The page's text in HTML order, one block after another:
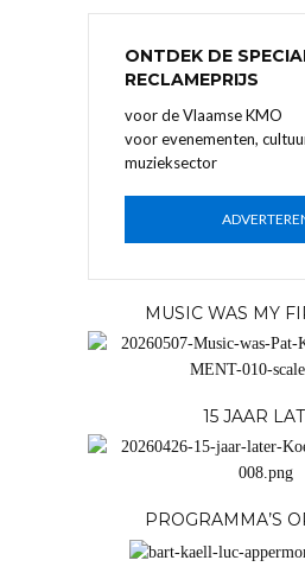
ONTDEK DE
RECLAMEPRIJS
voor de Vlaamse KMO
voor evenementen,
muzieksector
MUSIC WAS MY
15 JAAR
PROGRAMMA’S